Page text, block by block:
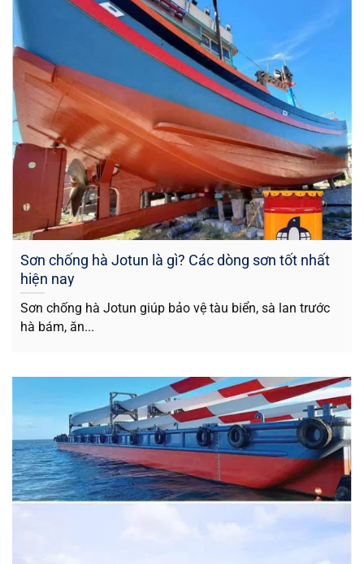
Sơn chống hà Jotun là gì? Các dòng sơn tốt nhất
hiện nay
Sơn chống hà Jotun giúp bảo vệ tàu biển, sà lan trước
hà bám, ăn...